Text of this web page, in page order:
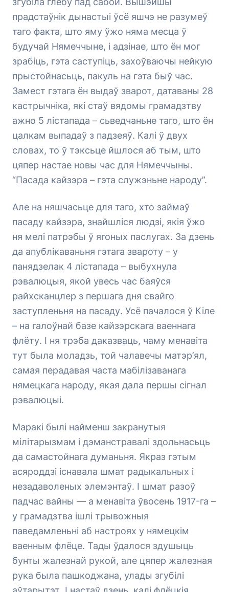
прадстаўнік дынастыі ўсё яшчэ не разумеў
таго факта, што яму ўжо няма месца ў
будучай Нямеччыне, і адзінае, што ён мог
зрабіць, гэта саступіць, захоўваючы нейкую
прыстойнасьць, пакуль на гэта быў час.
Замест гэтага ён выдаў зварот, датаваны 28
кастрычніка, які стаў вядомы грамадзтву
ажно 5 лістапада – сьведчаньне таго, што ён
цалкам выпадаў з падзеяў. Калі ў двух
словах, то ў тэксьце йшлося аб тым, што
цяпер настае новы час для Нямеччыны.
“Пасада кайзэра – гэта служэньне народу”.
Але на няшчасьце для таго, хто займаў
пасаду кайзэра, знайшліся людзі, якія ўжо
ня мелі патрэбы ў ягоных паслугах. За дзень
да апублікаваньня гэтага звароту – у
панядзелак 4 лістапада – выбухнула
рэвалюцыя, якой увесь час баяўся
райхсканцлер з першага дня свайго
заступленьня на пасаду. Усё пачалося ў Кіле
– на галоўнай базе кайзэрскага ваеннага
флёту. І ня трэба даказваць, чаму менавіта
тут была моладзь, той чалавечы матэр’ял,
самая перадавая часта мабілізаванага
нямецкага народу, якая дала першы сігнал
рэвалюцыі.
Маракі былі найменш закранутыя
мілітарызмам і дэманстравалі здольнасьць
да самастойнага думаньня. Якраз гэтым
асяроддзі існавала шмат радыкальных і
незадаволеных элемэнтаў. І шмат разоў
падчас вайны — а менавіта ўвосень 1917-га –
у грамадзтва ішлі трывожныя
паведамленьні аб настроях у нямецкім
ваенным флёце. Тады ўдалося здушыць
бунты жалезнай рукой, але цяпер жалезная
рука была пашкоджана, улады згубілі